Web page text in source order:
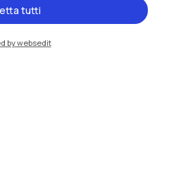
tutti
by websedit